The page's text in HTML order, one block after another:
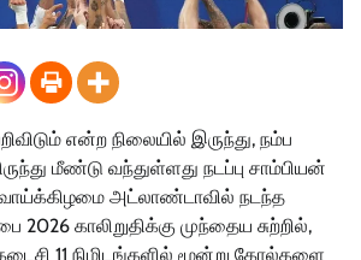
என்ற நிலையில் இருந்து, நம்ப
மீண்டு வந்துள்ளது நடப்பு சாம்பியன்
அட்லாண்டாவில் நடந்த
2026 காலிறுதிக்கு முந்தைய சுற்றில்,
கடைசி 11 நிமிடங்களில் மூன்று கோல்களை